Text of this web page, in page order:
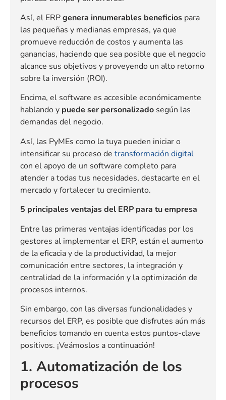
Así, el ERPgenera innumerables beneficios para
las pequeñas y medianas empresas, ya que
promueve reducción de costos y aumenta las
ganancias, haciendo que sea posible que el negocio
alcance sus objetivos y proveyendo un alto retorno
sobre la inversión (ROI).
Encima, el software es accesible económicamente
hablando y puede ser personalizado según las
demandas del negocio.
Así, las PyMEs como la tuya pueden iniciar o
intensificar su proceso de transformación digital
con el apoyo de un software completo para
atender a todas tus necesidades, destacarte en el
mercado y fortalecer tu crecimiento.
5 principales ventajas del ERP para tu empresa
Entre las primeras ventajas identificadas por los
gestores al implementar el ERP, están el aumento
de la eficacia y de la productividad, la mejor
comunicación entre sectores, la integración y
centralidad de la información y la optimización de
procesos internos.
Sin embargo, con las diversas funcionalidades y
recursos del ERP, es posible que disfrutes aún más
beneficios tomando en cuenta estos puntos-clave
positivos. ¡Veámoslos a continuación!
1. Automatización de los
procesos